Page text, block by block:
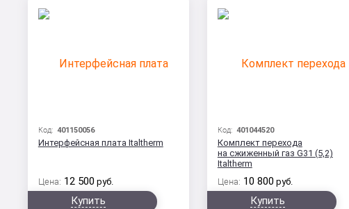
Код: 401150056
Интерфейсная плата Italtherm
Цена: 12 500 руб.
Купить
Код: 401044520
Комплект перехода
на сжиженный газ G31 (5,2)
Italtherm
Цена: 10 800 руб.
Купить